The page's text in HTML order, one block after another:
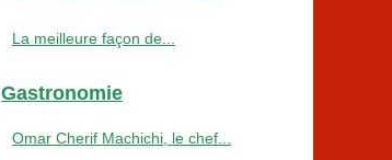
La meilleure façon de...
Gastronomie
Omar Cherif Machichi, le chef...